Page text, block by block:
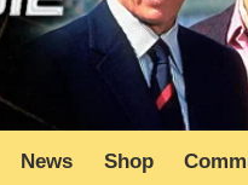
News Shop